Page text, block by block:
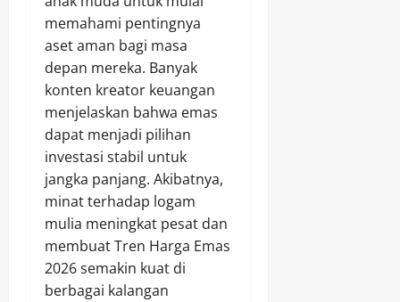
memahami pentingnya
aset aman bagi masa
depan mereka. Banyak
konten kreator keuangan
menjelaskan bahwa emas
dapat menjadi pilihan
investasi stabil untuk
jangka panjang. Akibatnya,
minat terhadap logam
mulia meningkat pesat dan
membuat Tren Harga Emas
2026 semakin kuat di
berbagai kalangan